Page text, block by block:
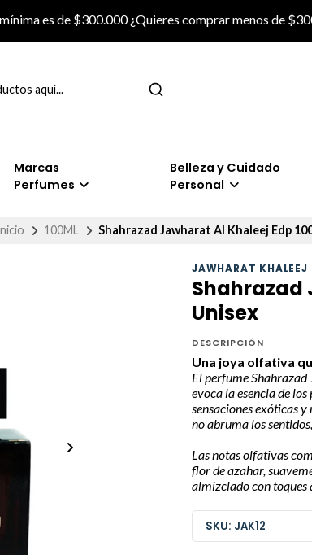
es de $300.000 ¿Quieres comprar menos de
Marcas
Perfumes
Belleza y Cuidado
Personal
100ML Shahrazad Jawharat Al Khaleej Edp
JAWHARAT KHALEEJ
Shahrazad
Unisex
DESCRIPCIÓN
Una joya olfativa
El perfume
evoca la esencia de
sensaciones exóticas
no abruma los
Las notas olfativas
flor de azahar,
almizclado con
SKU: JAK12